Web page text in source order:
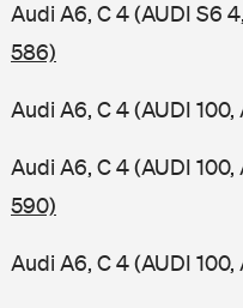
Audi A6, C 4 (AUDI S6
586)
Audi A6, C 4 (AUDI
Audi A6, C 4 (AUDI
590)
Audi A6, C 4 (AUDI